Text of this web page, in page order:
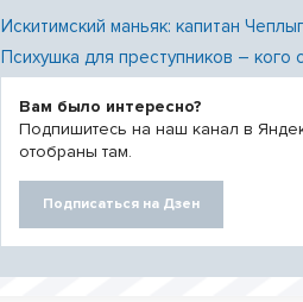
Искитимский маньяк: капитан
Психушка для преступников –
Вам было интересно?
Подпишитесь на наш канал в
отобраны там.
Подписаться на Дзен